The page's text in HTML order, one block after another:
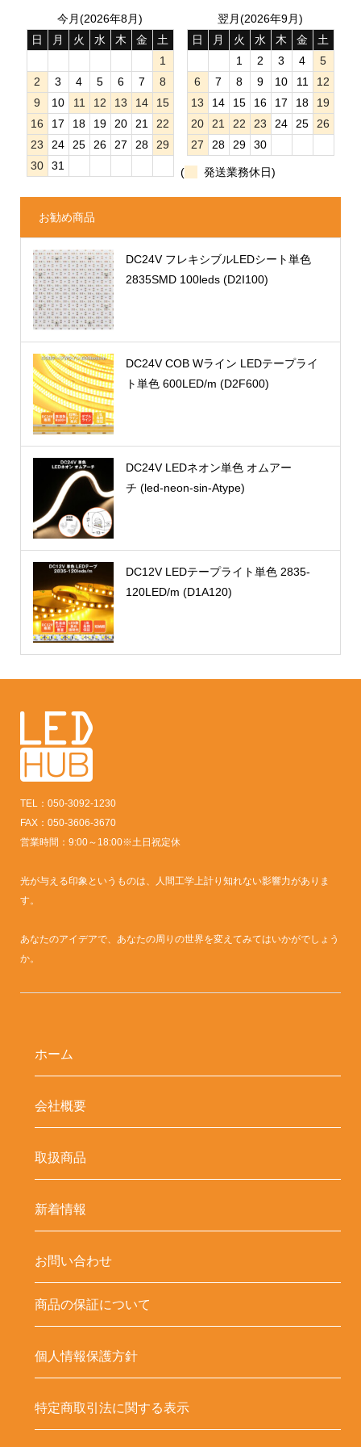
今月(2026年8月)
日
月 火 水 木 金
土
1
2
3 4 5 6 7
8
9
10 11 12 13 14
15
16
17 18 19 20 21
22
23
24 25 26 27 28
29
30
31
翌月(2026年9月)
日
月 火 水 木 金
土
1
2 3 4
5
6
7 8 9 10 11
12
13
14 15 16 17 18
19
20
21 22 23 24 25
26
27
28 29 30
( 発送業務休日)
お勧め商品
DC24V フレキシブルLEDシート単色
2835SMD 100leds (D2I100)
DC24V COB Wライン LEDテープライ
ト単色 600LED/m (D2F600)
DC24V LEDネオン単色 オムアー
チ (led-neon-sin-Atype)
DC12V LEDテープライト単色 2835-
120LED/m (D1A120)
TEL：050-3092-1230
FAX：050-3606-3670
営業時間：9:00～18:00※土日祝定休
光が与える印象というものは、人間工学上計り知れない影響力がありま
す。
あなたのアイデアで、あなたの周りの世界を変えてみてはいかがでしょう
か。
ホーム
会社概要
取扱商品
新着情報
お問い合わせ
商品の保証について
個人情報保護方針
特定商取引法に関する表示